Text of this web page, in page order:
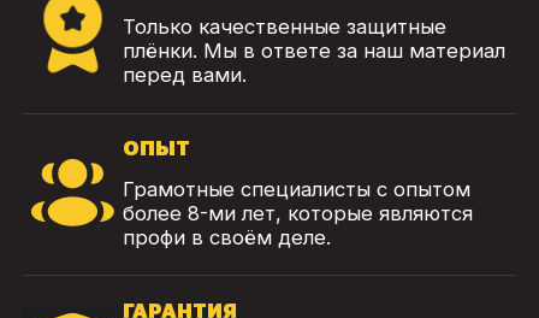
Только качественные защитные
плёнки. Мы в ответе за наш материал
перед вами.
ОПЫТ
Грамотные специалисты с опытом
более 8-ми лет, которые являются
профи в своём деле.
ГАРАНТИЯ